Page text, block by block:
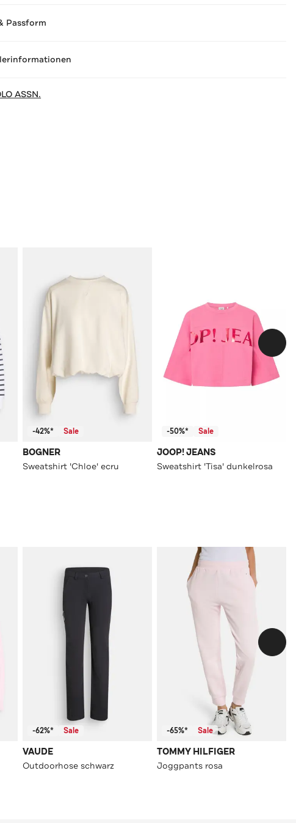
Passform
ASSN.
-42%* Sale
BOGNER
Sweatshirt 'Chloe' ecru
-50%* Sale
JOOP! JEANS
Sweatshirt 'Tisa' dunkelrosa
-62%* Sale
VAUDE
Outdoorhose schwarz
-65%* Sale
TOMMY HILFIGER
Joggpants rosa